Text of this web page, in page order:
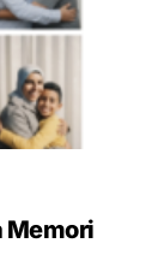
Memori